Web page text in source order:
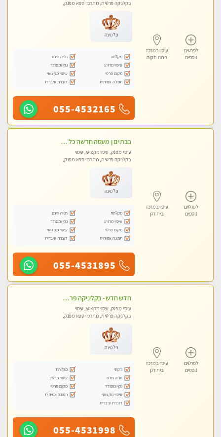
לפרטים
נוספים
עיסוי במרכז
פתח-תקוה
בקלניקה פרטית, מתחמי ספא מפנק,
פלטינה
מקלחת
חניה חינם
עיסוי מרגיע
נקי ומסודר
מקום פרטי
עיסוי מקצועי
תמונה אמיתית
דוברת עיברית
055-4532165
לפרטים
נוספים
עיסוי במרכז
בית דגן
בבת ים ן מעסה חדשה כל סוגי העיסויים מעסה מקצועית ואיכותית פרטי!!!
עיסוי מפנק, עיסוי מקצועי, עיסוי
בקלניקה פרטית, מתחמי ספא מפנק,
פלטינה
מקלחת
חניה חינם
עיסוי מרגיע
נקי ומסודר
מקום פרטי
עיסוי מקצועי
תמונה אמיתית
דוברת עיברית
055-4531895
לפרטים
נוספים
עיסוי במרכז
בית דגן
חדש חדש - בקליניקה פרטית בבת ים עיסוי לחידוש אנרגיות עיסוי מקצועי מומלץ מאוד ללא מין !!
עיסוי מפנק, עיסוי מקצועי, עיסוי
בקלניקה פרטית, מתחמי ספא מפנק,
פלטינה
ג'קוזי
מקלחת
חניה חינם
עיסוי מרגיע
נקי ומסודר
מקום פרטי
עיסוי מקצועי
תמונה אמיתית
דוברת עיברית
055-4531998